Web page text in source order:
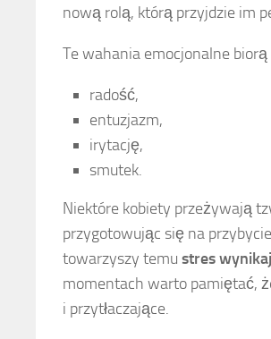
nową rolą, którą przyjdzie im
Te wahania emocjonalne
radość,
entuzjazm,
irytację,
smutek.
Niektóre kobiety przeżywają
przygotowując się na
towarzyszy temu stres
momentach warto pamiętać,
i przytłaczające.